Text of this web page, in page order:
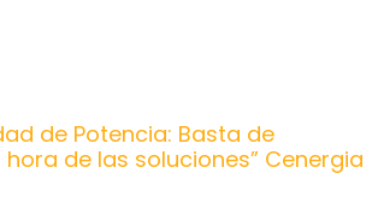
de Potencia: Basta de
hora de las soluciones” Cenergia